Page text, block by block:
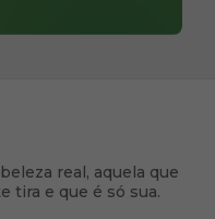
real, aquela que
tira e que é só sua.